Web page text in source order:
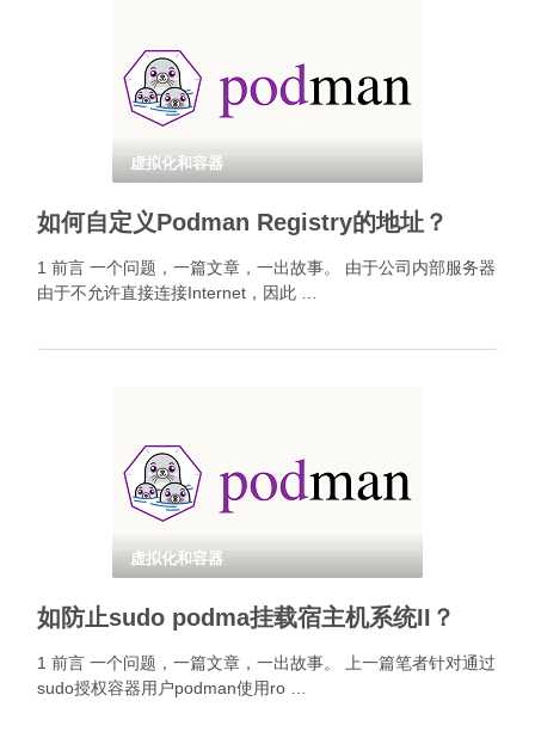
虚拟化和容器
如何自定义Podman Registry的地址？
1 前言 一个问题，一篇文章，一出故事。 由于公司内部服务器
由于不允许直接连接Internet，因此 …
虚拟化和容器
如防止sudo podma挂载宿主机系统II？
1 前言 一个问题，一篇文章，一出故事。 上一篇笔者针对通过
sudo授权容器用户podman使用ro …